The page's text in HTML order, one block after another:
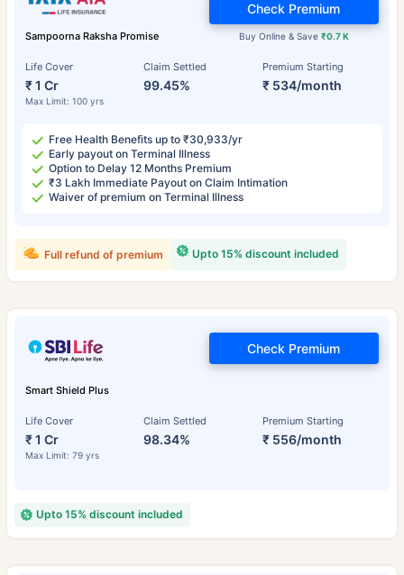
Sampoorna Raksha Promise
Life Cover
₹ 1 Cr
Max Limit: 100 yrs
Claim Settled
99.45%
Premium Starting
₹ 534/month
Buy Online & Save ₹0.7 K
Check Premium
Free Health Benefits up to ₹30,933/yr
Early payout on Terminal Illness
Option to Delay 12 Months Premium
₹3 Lakh Immediate Payout on Claim Intimation
Waiver of premium on Terminal Illness
Upto 15% discount included
Full refund of premium
Smart Shield Plus
Life Cover
₹ 1 Cr
Max Limit: 79 yrs
Claim Settled
98.34%
Premium Starting
₹ 556/month
Check Premium
Upto 15% discount included